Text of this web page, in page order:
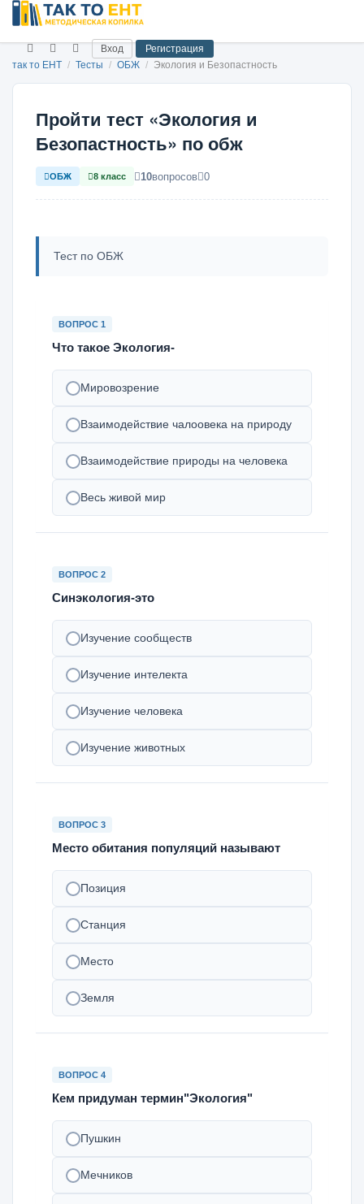
Вход
Регистрация
так то ЕНТ / Тесты / ОБЖ / Экология и Безопастность
Пройти тест «Экология и
Безопастность» по обж
ОБЖ 8 класс 10вопросов 0
Тест по ОБЖ
ВОПРОС 1
Что такое Экология-
Мировозрение
Взаимодействие чалоовека на природу
Взаимодействие природы на человека
Весь живой мир
ВОПРОС 2
Синэкология-это
Изучение сообществ
Изучение интелекта
Изучение человека
Изучение животных
ВОПРОС 3
Место обитания популяций называют
Позиция
Станция
Место
Земля
ВОПРОС 4
Кем придуман термин"Экология"
Пушкин
Мечников